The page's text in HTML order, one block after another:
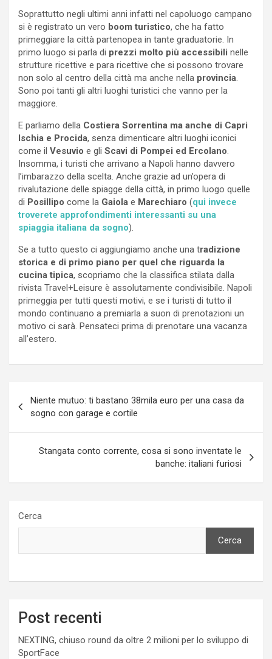
Soprattutto negli ultimi anni infatti nel capoluogo campano
si è registrato un vero boom turistico, che ha fatto
primeggiare la città partenopea in tante graduatorie. In
primo luogo si parla di prezzi molto più accessibili nelle
strutture ricettive e para ricettive che si possono trovare
non solo al centro della città ma anche nella provincia.
Sono poi tanti gli altri luoghi turistici che vanno per la
maggiore.
E parliamo della Costiera Sorrentina ma anche di Capri
Ischia e Procida, senza dimenticare altri luoghi iconici
come il Vesuvio e gli Scavi di Pompei ed Ercolano.
Insomma, i turisti che arrivano a Napoli hanno davvero
l’imbarazzo della scelta. Anche grazie ad un’opera di
rivalutazione delle spiagge della città, in primo luogo quelle
di Posillipo come la Gaiola e Marechiaro (qui invece
troverete approfondimenti interessanti su una
spiaggia italiana da sogno).
Se a tutto questo ci aggiungiamo anche una tradizione
storica e di primo piano per quel che riguarda la
cucina tipica, scopriamo che la classifica stilata dalla
rivista Travel+Leisure è assolutamente condivisibile. Napoli
primeggia per tutti questi motivi, e se i turisti di tutto il
mondo continuano a premiarla a suon di prenotazioni un
motivo ci sarà. Pensateci prima di prenotare una vacanza
all’estero.
articoli
Niente mutuo: ti bastano 38mila euro per una casa da
sogno con garage e cortile
Stangata conto corrente, cosa si sono inventate le
banche: italiani furiosi
Cerca
Cerca
Post recenti
NEXTING, chiuso round da oltre 2 milioni per lo sviluppo di
SportFace